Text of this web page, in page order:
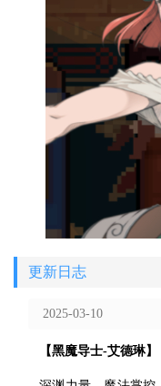
更新日志
2025-03-10
【黑魔导士-艾德琳】